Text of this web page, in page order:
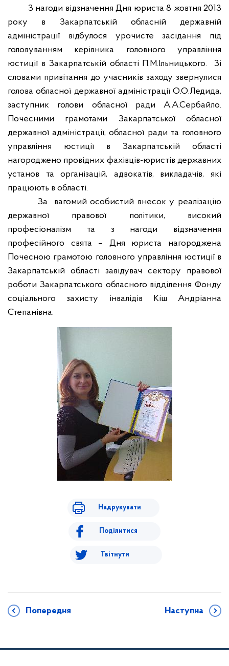
З нагоди відзначення Дня юриста 8 жовтня 2013
року в Закарпатській обласній державній
адміністрації відбулося урочисте засідання під
головуванням керівника головного управління
юстиції в Закарпатській області П.М.Ільницького.
Зі
словами привітання до учасників заходу звернулися
голова обласної державної адміністрації О.О.Ледида,
заступник голови обласної ради А.А.Сербайло.
Почесними грамотами Закарпатської обласної
державної адміністрації, обласної ради та головного
управління юстиції в Закарпатській області
нагороджено провідних фахівців-юристів державних
установ та організацій, адвокатів, викладачів, які
працюють в області.
За
вагомий особистий внесок у реалізацію
державної правової політики, високий
професіоналізм та з нагоди відзначення
професійного свята – Дня юриста нагороджена
Почесною грамотою головного управління юстиції в
Закарпатській області завідувач сектору правової
роботи Закарпатського обласного відділення Фонду
соціального захисту інвалідів Кіш Андріанна
Степанівна.
Надрукувати
Поділитися
Твітнути
Попередня Наступна